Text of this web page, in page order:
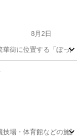
8月2日
華街に位置する「ぽっ
技場・体育館などの施